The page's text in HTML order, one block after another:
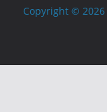
Copyright © 2026